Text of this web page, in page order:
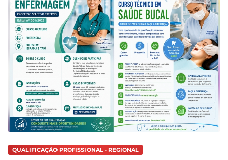
QUALIFICAÇÃO PROFISSIONAL - REGIONAL